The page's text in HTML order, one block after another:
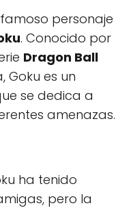
famoso personaje
. Conocido por
Dragon Ball
Goku es un
se dedica a
amenazas.
ha tenido
pero la